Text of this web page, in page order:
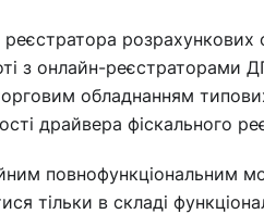
розрахункових
з онлайн-реєстраторами
обладнанням
драйвера фіскального
повнофункціональним
тільки в складі